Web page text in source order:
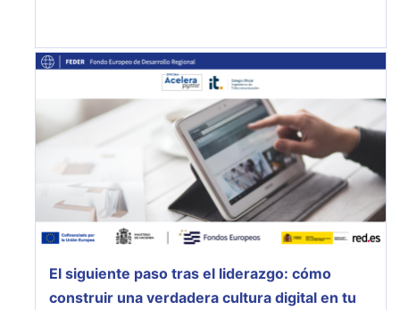
El siguiente paso tras el liderazgo: cómo
construir una verdadera cultura digital en tu